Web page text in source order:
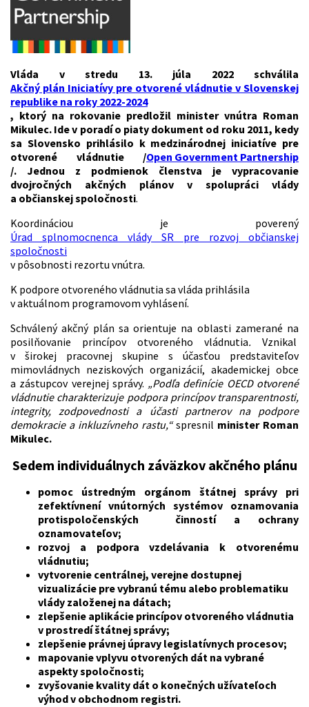
Vláda v stredu 13. júla 2022 schválila
Akčný plán Iniciatívy pre otvorené vládnutie v Slovenskej
republike na roky 2022-2024
, ktorý na rokovanie predložil minister vnútra Roman
Mikulec. Ide v poradí o piaty dokument od roku 2011, kedy
sa Slovensko prihlásilo k medzinárodnej iniciatíve pre
otvorené vládnutie /Open Government Partnership
/. Jednou z podmienok členstva je vypracovanie
dvojročných akčných plánov v spolupráci vlády
a občianskej spoločnosti.
Koordináciou je poverený
Úrad splnomocnenca vlády SR pre rozvoj občianskej
spoločnosti
v pôsobnosti rezortu vnútra.
K podpore otvoreného vládnutia sa vláda prihlásila
v aktuálnom programovom vyhlásení.
Schválený akčný plán sa orientuje na oblasti zamerané na
posilňovanie princípov otvoreného vládnutia. Vznikal
v širokej pracovnej skupine s účasťou predstaviteľov
mimovládnych neziskových organizácií, akademickej obce
a zástupcov verejnej správy. „Podľa definície OECD otvorené
vládnutie charakterizuje podpora princípov transparentnosti,
integrity, zodpovednosti a účasti partnerov na podpore
demokracie a inkluzívneho rastu,“spresnil minister Roman
Mikulec.
Sedem individuálnych záväzkov akčného plánu
pomoc ústredným orgánom štátnej správy pri
zefektívnení vnútorných systémov oznamovania
protispoločenských činností a ochrany
oznamovateľov;
rozvoj a podpora vzdelávania k otvorenému
vládnutiu;
vytvorenie centrálnej, verejne dostupnej
vizualizácie pre vybranú tému alebo problematiku
vlády založenej na dátach;
zlepšenie aplikácie princípov otvoreného vládnutia
v prostredí štátnej správy;
zlepšenie právnej úpravy legislatívnych procesov;
mapovanie vplyvu otvorených dát na vybrané
aspekty spoločnosti;
zvyšovanie kvality dát o konečných užívateľoch
výhod v obchodnom registri.